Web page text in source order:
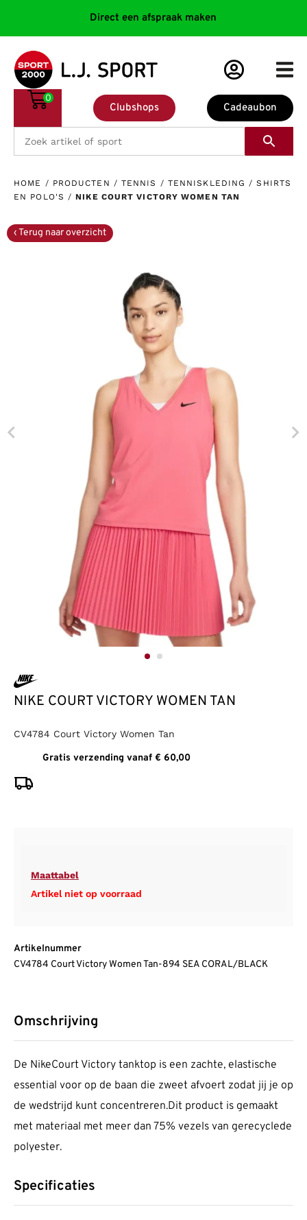
Direct een afspraak maken
Cadeaubon
Clubshops
0
HOME / PRODUCTEN / TENNIS / TENNISKLEDING /SHIRTS
EN POLO'S /NIKE COURT VICTORY WOMEN TAN
NIKE COURT VICTORY WOMEN TAN
CV4784 Court Victory Women Tan
Gratis verzending vanaf € 60,00
Maattabel
Artikel niet op voorraad
Artikelnummer
CV4784 Court Victory Women Tan-894 SEA CORAL/BLACK
Omschrijving
De NikeCourt Victory tanktop is een zachte, elastische
essential voor op de baan die zweet afvoert zodat jij je op
de wedstrijd kunt concentreren.Dit product is gemaakt
met materiaal met meer dan 75% vezels van gerecyclede
polyester.
Specificaties